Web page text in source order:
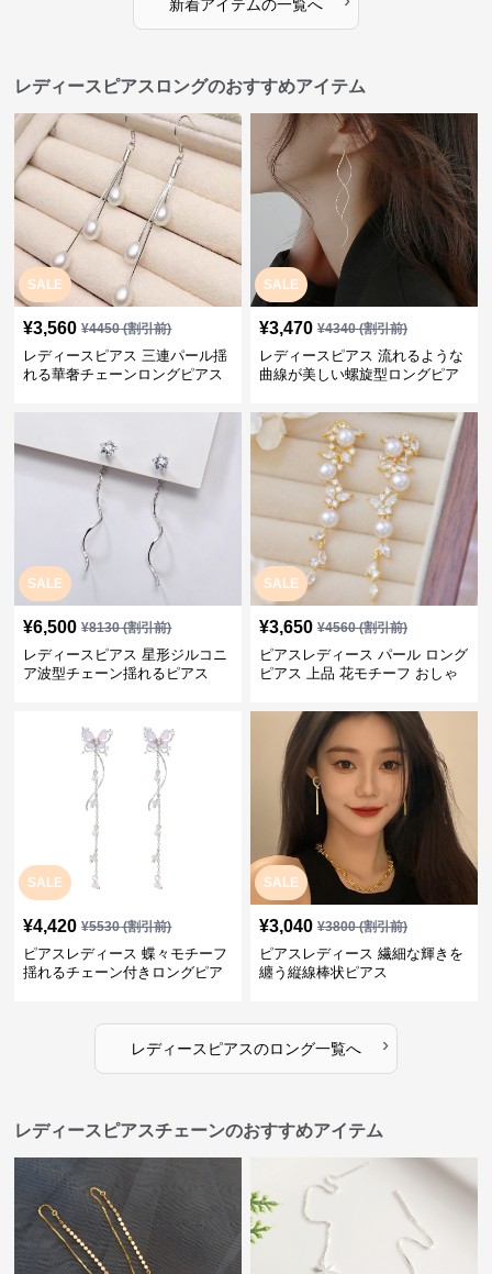
新着アイテムの一覧へ
レディースピアスロングのおすすめアイテム
SALE
¥3,560 ¥4450(割引前)
レディースピアス 三連パール揺
れる華奢チェーンロングピアス
SALE
¥3,470 ¥4340(割引前)
レディースピアス 流れるような
曲線が美しい螺旋型ロングピア
SALE
¥6,500 ¥8130(割引前)
レディースピアス 星形ジルコニ
ア波型チェーン揺れるピアス
SALE
¥3,650 ¥4560(割引前)
ピアスレディース パール ロング
ピアス 上品 花モチーフ おしゃ
SALE
¥4,420 ¥5530(割引前)
ピアスレディース 蝶々モチーフ
揺れるチェーン付きロングピア
SALE
¥3,040 ¥3800(割引前)
ピアスレディース 繊細な輝きを
纏う縦線棒状ピアス
レディースピアスのロング一覧へ ›
レディースピアスチェーンのおすすめアイテム